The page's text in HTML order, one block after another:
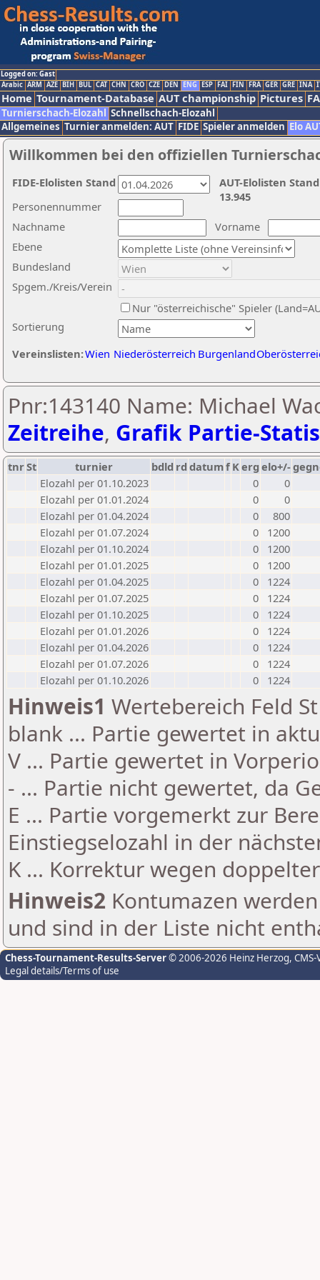
Logged on: Gast
Arabic ARM AZE BIH BUL CAT CHN CRO CZE DEN ENG ESP FAI FIN FRA GER GRE INA
Home Tournament-Database AUT championship Pictures
Turnierschach-Elozahl Schnellschach-Elozahl
Allgemeines Turnier anmelden: AUT FIDE Spieler anmelden Elo
Willkommen bei den offiziellen
Nachname
Vorname
Ebene
Sortierung
Personennummer
Bundesland
Spgem./Kreis/Verein
Nur "österreichische" Spieler
Vereinslisten:Wien Niederösterreich Burgenland
AUT-Elolisten
13.945
FIDE-Elolisten Stand
Pnr:143140 Name: Michael
Zeitreihe, Grafik Partie-
tnrSt turnier bdld rd datumf Kerg elo+/-
Elozahl per 01.10.2023
0
0
Elozahl per 01.01.2024
0
0
Elozahl per 01.04.2024
0
800
Elozahl per 01.07.2024
0
1200
Elozahl per 01.10.2024
0
1200
Elozahl per 01.01.2025
0
1200
Elozahl per 01.04.2025
0
1224
Elozahl per 01.07.2025
0
1224
Elozahl per 01.10.2025
0
1224
Elozahl per 01.01.2026
0
1224
Elozahl per 01.04.2026
0
1224
Elozahl per 01.07.2026
0
1224
Elozahl per 01.10.2026
0 1224
Hinweis1 Wertebereich Feld
blank ... Partie gewertet in
V ... Partie gewertet in
- ... Partie nicht gewertet, da
E ... Partie vorgemerkt zur
Einstiegselozahl in der
K ... Korrektur wegen
Hinweis2 Kontumazen
und sind in der Liste nicht
Chess-Tournament-Results-Server© 2006-2026 Heinz Herzog,
Legal details/Terms of use